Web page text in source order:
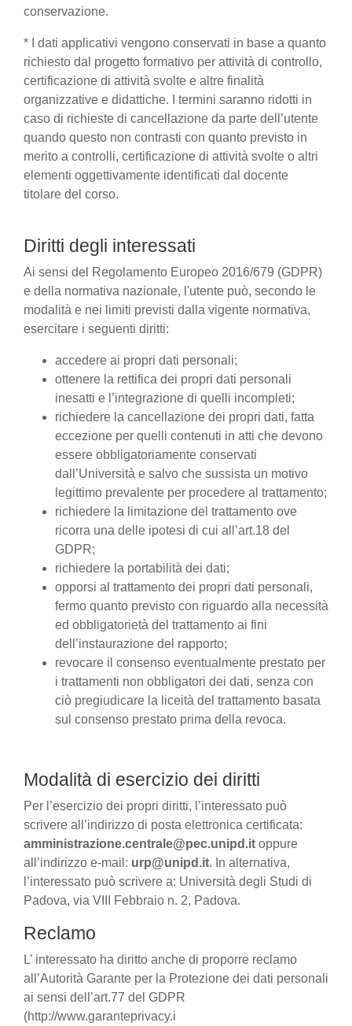
conservazione.
* I dati applicativi vengono conservati in base a quanto
richiesto dal progetto formativo per attività di controllo,
certificazione di attività svolte e altre finalità
organizzative e didattiche. I termini saranno ridotti in
caso di richieste di cancellazione da parte dell’utente
quando questo non contrasti con quanto previsto in
merito a controlli, certificazione di attività svolte o altri
elementi oggettivamente identificati dal docente
titolare del corso.
Diritti degli interessati
Ai sensi del Regolamento Europeo 2016/679 (GDPR)
e della normativa nazionale, l'utente può, secondo le
modalità e nei limiti previsti dalla vigente normativa,
esercitare i seguenti diritti:
accedere ai propri dati personali;
ottenere la rettifica dei propri dati personali
inesatti e l’integrazione di quelli incompleti;
richiedere la cancellazione dei propri dati, fatta
eccezione per quelli contenuti in atti che devono
essere obbligatoriamente conservati
dall’Università e salvo che sussista un motivo
legittimo prevalente per procedere al trattamento;
richiedere la limitazione del trattamento ove
ricorra una delle ipotesi di cui all’art.18 del
GDPR;
richiedere la portabilità dei dati;
opporsi al trattamento dei propri dati personali,
fermo quanto previsto con riguardo alla necessità
ed obbligatorietà del trattamento ai fini
dell’instaurazione del rapporto;
revocare il consenso eventualmente prestato per
i trattamenti non obbligatori dei dati, senza con
ciò pregiudicare la liceità del trattamento basata
sul consenso prestato prima della revoca.
Modalità di esercizio dei diritti
Per l’esercizio dei propri diritti, l’interessato può
scrivere all’indirizzo di posta elettronica certificata:
amministrazione.centrale@pec.unipd.it oppure
all’indirizzo e-mail: urp@unipd.it. In alternativa,
l’interessato può scrivere a: Università degli Studi di
Padova, via VIII Febbraio n. 2, Padova.
Reclamo
L’ interessato ha diritto anche di proporre reclamo
all’Autorità Garante per la Protezione dei dati personali
ai sensi dell’art.77 del GDPR
(http://www.garanteprivacy.i